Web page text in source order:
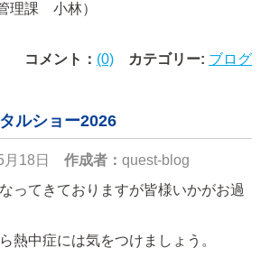
理課 小林）
コメント： (0) カテゴリー: ブログ
ルショー2026
月18日 作成者： quest-blog
ってきておりますが皆様いかがお過
熱中症には気をつけましょう。